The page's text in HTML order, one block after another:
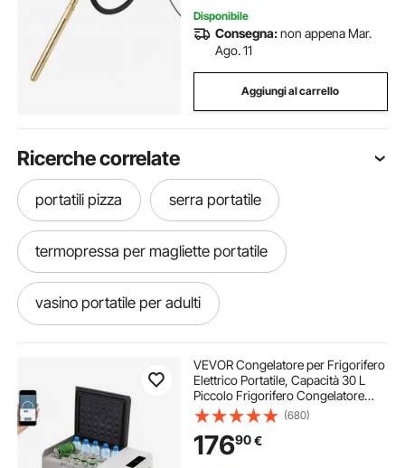
Disponibile
Consegna:non appena Mar.
Ago. 11
Aggiungi al carrello
Ricerche correlate
portatili pizza serra portatile
termopressa per magliette portatile
vasino portatile per adulti
fabbricatore di ghiaccio portatile
frigorifero portatile 55 ghiaccio portatile
VEVOR Congelatore per Frigorifero
Elettrico Portatile, Capacità 30 L
Piccolo Frigorifero Congelatore
37,8 x 37,5 x 61 cm Mini Frigorifero
per Auto Guida Viaggi Potenza
Totale in Ingresso 45 W
(680)
17690€